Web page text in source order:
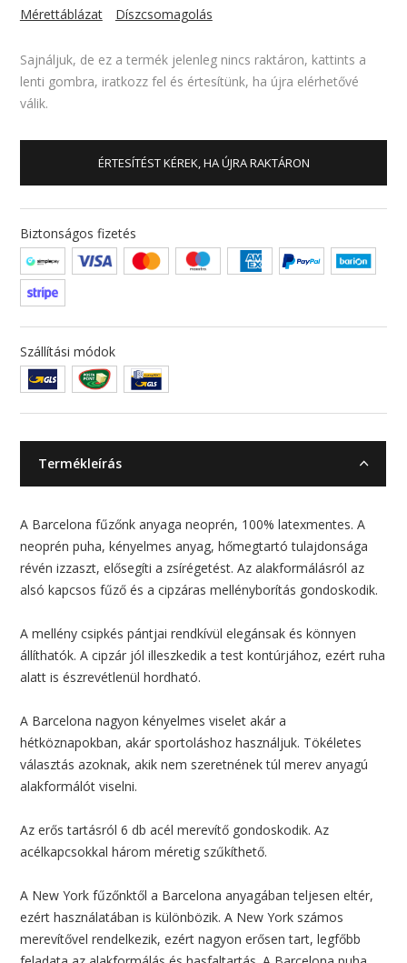
Mérettáblázat Díszcsomagolás
Sajnáljuk, de ez a termék jelenleg nincs raktáron, kattints a
lenti gombra, iratkozz fel és értesítünk, ha újra elérhetővé
válik.
ÉRTESÍTÉST KÉREK, HA ÚJRA RAKTÁRON
Biztonságos fizetés
Szállítási módok
Termékleírás
A Barcelona fűzőnk anyaga neoprén, 100% latexmentes. A
neoprén puha, kényelmes anyag, hőmegtartó tulajdonsága
révén izzaszt, elősegíti a zsírégetést. Az alakformálásról az
alsó kapcsos fűző és a cipzáras mellényborítás gondoskodik.
A mellény csipkés pántjai rendkívül elegánsak és könnyen
állíthatók. A cipzár jól illeszkedik a test kontúrjához, ezért ruha
alatt is észrevétlenül hordható.
A Barcelona nagyon kényelmes viselet akár a
hétköznapokban, akár sportoláshoz használjuk. Tökéletes
választás azoknak, akik nem szeretnének túl merev anyagú
alakformálót viselni.
Az erős tartásról 6 db acél merevítő gondoskodik. Az
acélkapcsokkal három méretig szűkíthető.
A New York fűzőnktől a Barcelona anyagában teljesen eltér,
ezért használatában is különbözik. A New York számos
merevítővel rendelkezik, ezért nagyon erősen tart, legfőbb